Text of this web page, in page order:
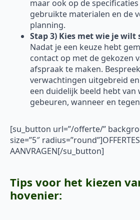
maar ook op de
gebruikte materialen en de
planning.
Stap 3) Kies met wie je wilt
Nadat je een keuze hebt
contact op met de gekozen
afspraak te maken.
verwachtingen uitgebreid
een duidelijk beeld hebt van
gebeuren, wanneer en
[su_button url=”/offerte/”
size=”5″ radius=”round”]OFFERTES
AANVRAGEN[/su_button]
Tips voor het kiezen
hovenier: